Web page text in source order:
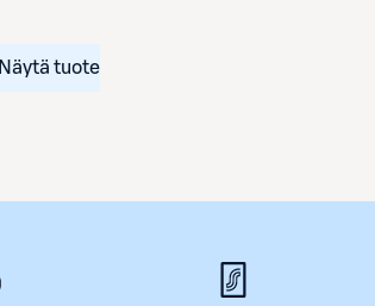
Näytä tuote